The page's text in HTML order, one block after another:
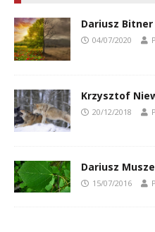
Dariusz
04/07/2020
Krzysztof
20/12/2018
Dariusz
15/07/2016